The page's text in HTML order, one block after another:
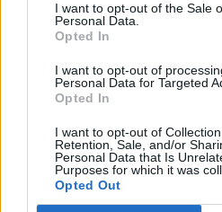
I want to opt-out of the Sale
Personal Data.
Opted In
I want to opt-out of
Personal Data for Targeted
Opted In
I want to opt-out of
Retention, Sale, and/or
Personal Data that Is
Purposes for which it was
Opted Out